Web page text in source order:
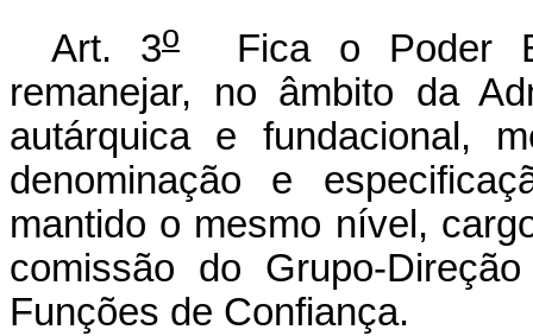
Art. 3o
Fica o Poder
remanejar, no âmbito da
autárquica e fundacional,
denominação e
mantido o mesmo nível,
comissão do Grupo-
Funções de Confiança.